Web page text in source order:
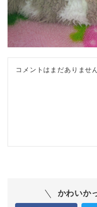
コメントはまだありませ
かわいか